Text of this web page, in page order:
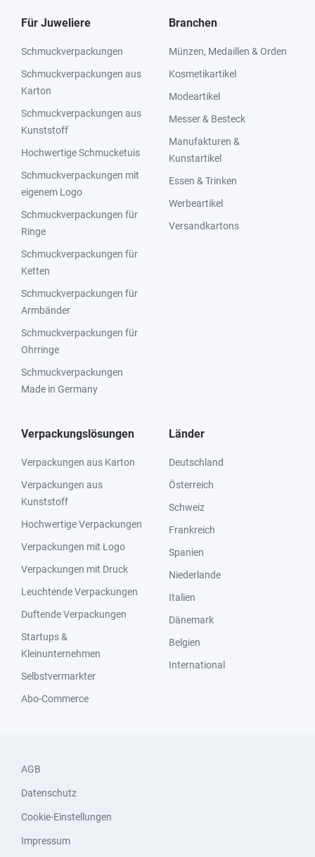
Für Juweliere
Schmuckverpackungen
Schmuckverpackungen aus
Karton
Schmuckverpackungen aus
Kunststoff
Hochwertige Schmucketuis
Schmuckverpackungen mit
eigenem Logo
Schmuckverpackungen für
Ringe
Schmuckverpackungen für
Ketten
Schmuckverpackungen für
Armbänder
Schmuckverpackungen für
Ohrringe
Schmuckverpackungen
Made in Germany
Branchen
Münzen, Medaillen & Orden
Kosmetikartikel
Modeartikel
Messer & Besteck
Manufakturen &
Kunstartikel
Essen & Trinken
Werbeartikel
Versandkartons
Verpackungslösungen
Verpackungen aus Karton
Verpackungen aus
Kunststoff
Hochwertige Verpackungen
Verpackungen mit Logo
Verpackungen mit Druck
Leuchtende Verpackungen
Duftende Verpackungen
Startups &
Kleinunternehmen
Selbstvermarkter
Abo-Commerce
Länder
Deutschland
Österreich
Schweiz
Frankreich
Spanien
Niederlande
Italien
Dänemark
Belgien
International
AGB
Datenschutz
Cookie-Einstellungen
Impressum